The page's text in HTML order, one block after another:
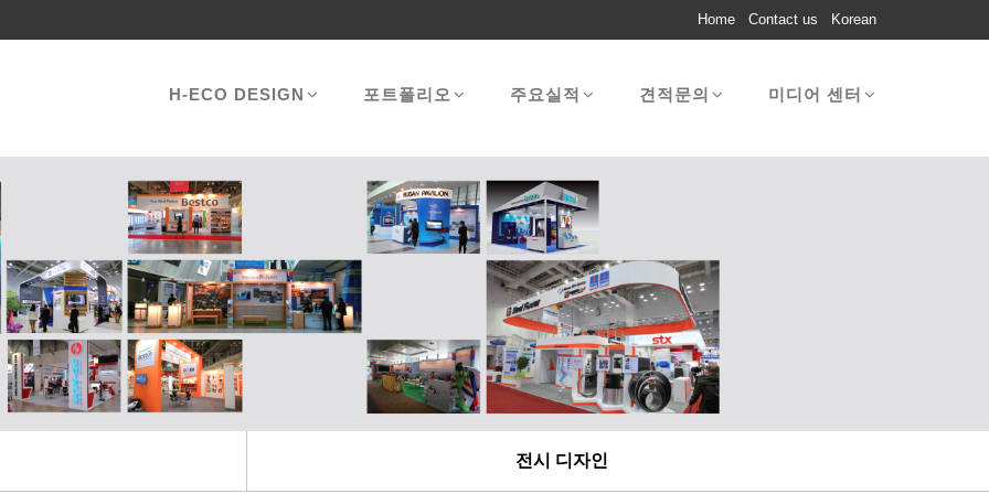
Home Contact us Korean
H-ECO DESIGN 포트폴리오 주요실적 견적문의 미디어 센터
전시 디자인